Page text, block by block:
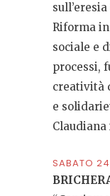
Riforma
sociale e
processi,
creatività
e
SABATO